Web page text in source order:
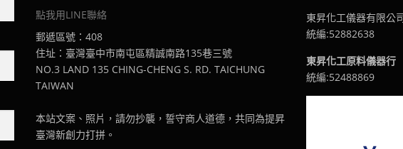
點我用LINE聯絡
郵遞區號：408
住址：臺灣臺中市南屯區精誠南路135巷三號
NO.3 LAND 135 CHING-CHENG S. RD. TAICHUNG
TAIWAN
本站文案、照片，請勿抄襲，誓守商人道德，共同為提昇
臺灣新創力打拼。
東昇化工儀器有限公
統編:52882638
東昇化工原料儀器行
統編:52488869